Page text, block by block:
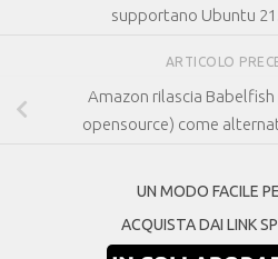
supportano Ubuntu
ARTICOLO
Amazon rilascia Babelfish
opensource) come
UN MODO FACILE
ACQUISTA DAI LINK